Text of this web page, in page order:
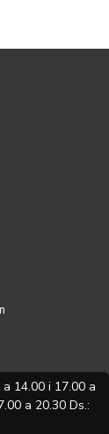
14.00 i 17.00 a
a 20.30 Ds.: